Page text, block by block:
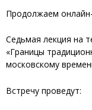
Продолжаем
Седьмая лекция на
«Границы
московскому
Встречу проведут: